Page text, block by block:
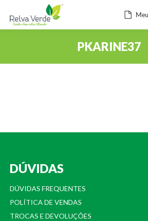
PKARINE37
DÚVIDAS
DÚVIDAS FREQUENTES
POLÍTICA DE VENDAS
TROCAS E DEVOLUÇÕES